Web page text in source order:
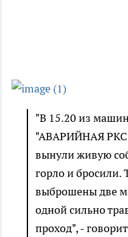
"В 15.20 из
"АВАРИЙНАЯ
вынули живую
горло и бросили.
выброшены две
одной сильно
проход", -